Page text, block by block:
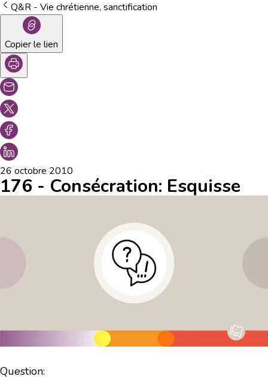
Q&R - Vie chrétienne, sanctification
Copier le lien
26 octobre 2010
176 - Consécration: Esquisse
Question: